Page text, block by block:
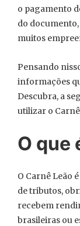
o pagamento
do
muitos
Pensando
informações
Descubra, a
utilizar o
O que
O Carnê Leão
de tributos,
recebem
brasileiras ou